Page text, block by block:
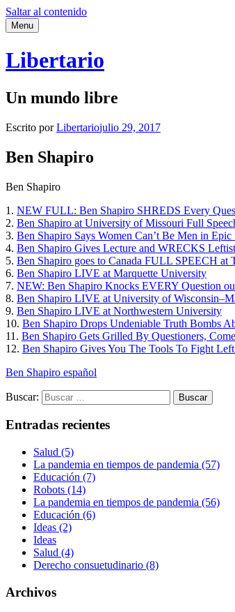
Saltar al contenido
Menu
Libertario
Un mundo libre
Escrito porLibertariojulio 29, 2017
Ben Shapiro
Ben Shapiro
1. NEW FULL: Ben Shapiro SHREDS Every
2. Ben Shapiro at University of Missouri Full
3. Ben Shapiro Says Women Can’t Be Men in
4. Ben Shapiro Gives Lecture and WRECKS
5. Ben Shapiro goes to Canada FULL SPEECH at
6. Ben Shapiro LIVE at Marquette University
7. NEW: Ben Shapiro Knocks EVERY Question
8. Ben Shapiro LIVE at University of
9. Ben Shapiro LIVE at Northwestern University
10. Ben Shapiro Drops Undeniable Truth Bombs
11. Ben Shapiro Gets Grilled By Questioners,
12. Ben Shapiro Gives You The Tools To Fight
Ben Shapiro español
Buscar:
Entradas recientes
Salud (5)
La pandemia en tiempos de pandemia (57)
Educación (7)
Robots (14)
La pandemia en tiempos de pandemia (56)
Educación (6)
Ideas (2)
Ideas
Salud (4)
Derecho consuetudinario (8)
Archivos